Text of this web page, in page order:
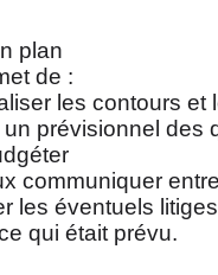
plan
de :
les contours et
un prévisionnel des
communiquer
les éventuels
qui était prévu.
: qui paie les
?
immobilier est souvent
nouvelle. Mais lorsque